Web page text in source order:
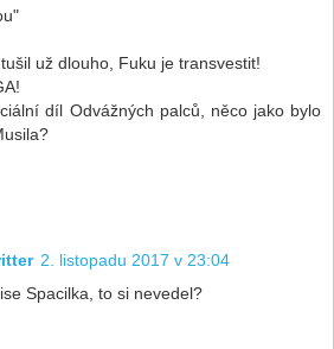
už dlouho, Fuku je transvestit!
díl Odvážných palců, něco jako bylo
2. listopadu 2017 v 23:04
Spacilka, to si nevedel?